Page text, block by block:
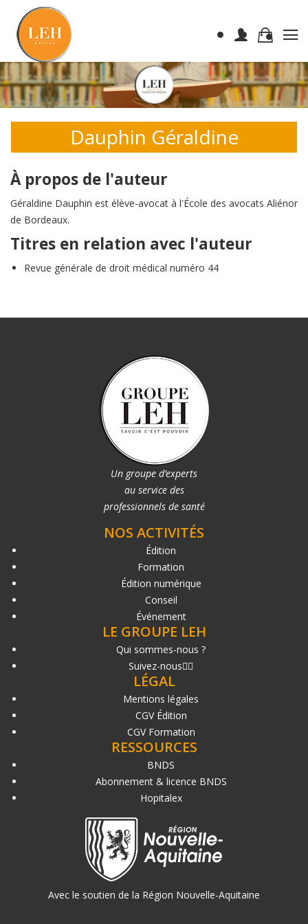
Dauphin Géraldine
À propos de l'auteur
Géraldine Dauphin est élève-avocat à l'École des avocats Aliénor
de Bordeaux.
Titres en relation avec l'auteur
Revue générale de droit médical numéro 44
Un groupe d’experts
au service des
professionnels de santé
NOS ACTIVITÉS
Édition
Formation
Édition numérique
Conseil
Événement
LE GROUPE LEH
Qui sommes-nous ?
Suivez-nous
LÉGAL
Mentions légales
CGV Édition
CGV Formation
RESSOURCES
BNDS
Abonnement & licence BNDS
Hopitalex
Avec le soutien de la Région Nouvelle-Aquitaine